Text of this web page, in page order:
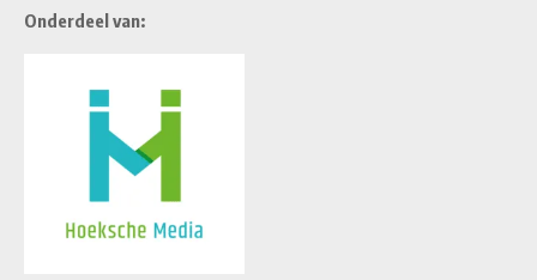
Onderdeel van: